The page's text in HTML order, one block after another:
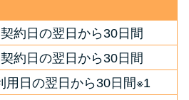
約日の翌日から30日間
約日の翌日から30日間
用日の翌日から30日間※1